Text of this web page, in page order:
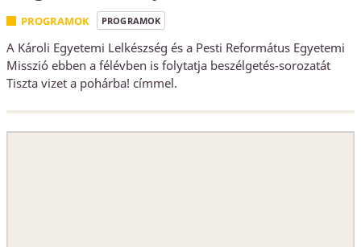
PROGRAMOK PROGRAMOK
A Károli Egyetemi Lelkészség és a Pesti Református Egyetemi
Misszió ebben a félévben is folytatja beszélgetés-sorozatát
Tiszta vizet a pohárba! címmel.